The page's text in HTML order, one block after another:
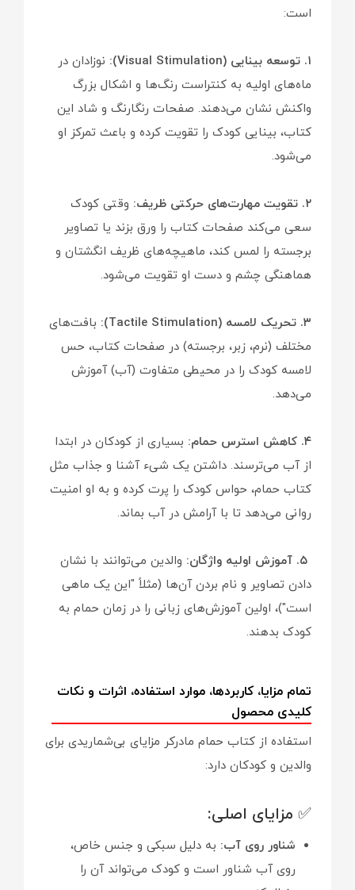
است:
۱. توسعه بینایی (Visual Stimulation):
نوزادان در
ماه‌های اولیه به کنتراست رنگ‌ها و اشکال بزرگ
واکنش نشان می‌دهند. صفحات رنگارنگ و شاد این
کتاب، بینایی کودک را تقویت کرده و باعث تمرکز او
می‌شود.
۲. تقویت مهارت‌های حرکتی ظریف:
وقتی کودک
سعی می‌کند صفحات کتاب را ورق بزند یا تصاویر
برجسته را لمس کند، ماهیچه‌های ظریف انگشتان و
هماهنگی چشم و دست او تقویت می‌شود.
۳. تحریک لامسه (Tactile Stimulation):
بافت‌های
مختلف (نرم، زبر، برجسته) در صفحات کتاب، حس
لامسه کودک را در محیطی متفاوت (آب) آموزش
می‌دهد.
۴. کاهش استرس حمام:
بسیاری از کودکان در ابتدا
از آب می‌ترسند. داشتن یک شیء آشنا و جذاب مثل
کتاب حمام، حواس کودک را پرت کرده و به او امنیت
روانی می‌دهد تا با آرامش در آب بماند.
والدین می‌توانند با نشان
دادن تصاویر و نام بردن آن‌ها (مثلاً "این یک ماهی
است")، اولین آموزش‌های زبانی را در زمان حمام به
کودک بدهند.
تمام مزایا، کاربردها، موارد استفاده، اثرات و نکات
کلیدی محصول
استفاده از کتاب حمام مادرکر مزایای بی‌شماریدی برای
والدین و کودکان دارد:
✅ مزایای اصلی:
شناور روی آب: به دلیل سبکی و جنس خاص،
روی آب شناور است و کودک می‌تواند آن را